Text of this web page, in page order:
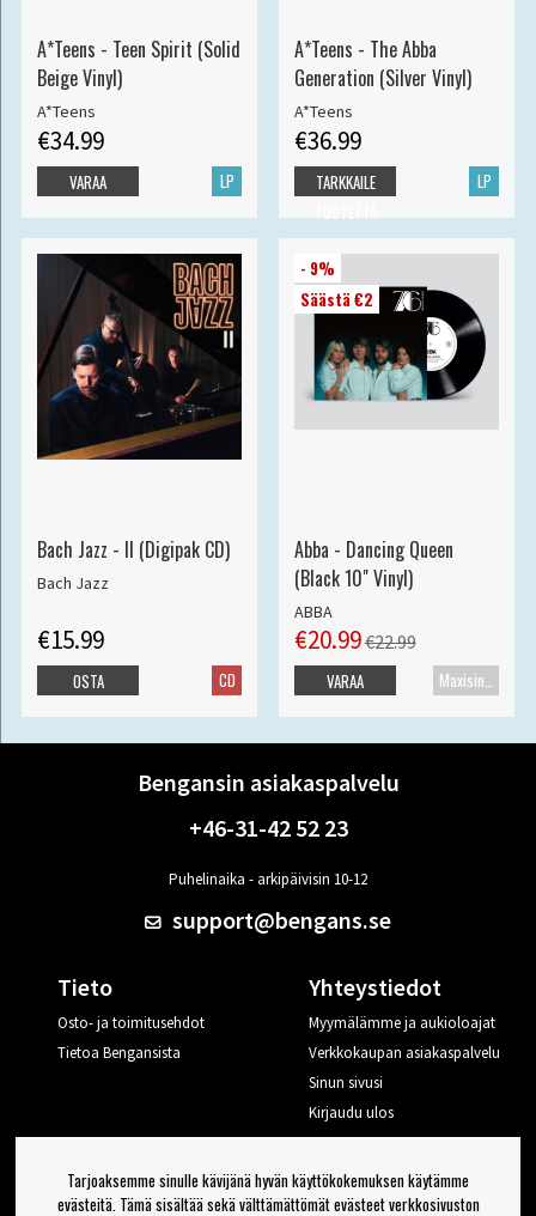
A*Teens - Teen Spirit (Solid
Beige Vinyl)
A*Teens
€34.99
LP
VARAA
A*Teens - The Abba
Generation (Silver Vinyl)
A*Teens
€36.99
LP
TARKKAILE
Bach Jazz - II (Digipak CD)
Bach Jazz
€15.99
CD
OSTA
- 9%
Säästä €2
Abba - Dancing Queen
(Black 10" Vinyl)
ABBA
€20.99€22.99
Maxisingle
VARAA
Bengansin asiakaspalvelu
+46-31-42 52 23
Puhelinaika - arkipäivisin 10-12
support@bengans.se
Tieto
Osto- ja toimitusehdot
Tietoa Bengansista
Yhteystiedot
Myymälämme ja aukioloajat
Verkkokaupan asiakaspalvelu
Sinun sivusi
Kirjaudu ulos
Haluan vinkkejä Bengansilta
Tarjoaksemme sinulle kävijänä hyvän käyttökokemuksen käytämme
evästeitä. Tämä sisältää sekä välttämättömät evästeet verkkosivuston